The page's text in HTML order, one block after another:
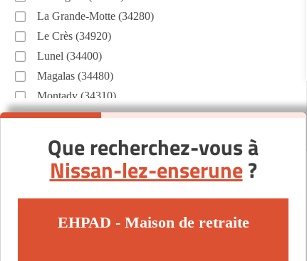
La Grande-Motte (34280)
Le Crès (34920)
Lunel (34400)
Magalas (34480)
Montady (34310)
Montpellier (34000)
Puisserguier (34620)
Roquebrun (34460)
Valros (34290)
Que recherchez-vous à
Nissan-lez-enserune?
EHPAD - Maison de retraite